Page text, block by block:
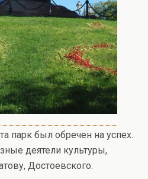
парк был обречен на успех.
деятели культуры,
Достоевского.